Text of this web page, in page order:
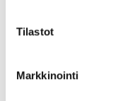
Tilastot
Markkinointi